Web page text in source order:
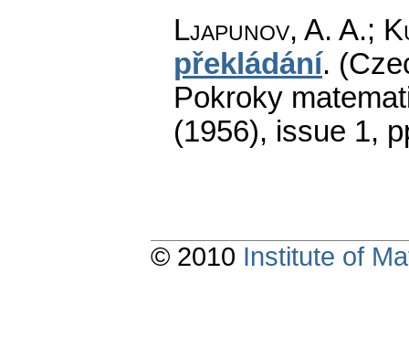
Ljapunov, A. A.;
překládání.
Pokroky
(1956), issue 1,
© 2010 Institute of